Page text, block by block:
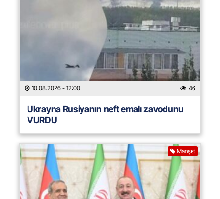
10.08.2026 - 12:00 46
Ukrayna Rusiyanın neft emalı zavodunu
VURDU
Manşet